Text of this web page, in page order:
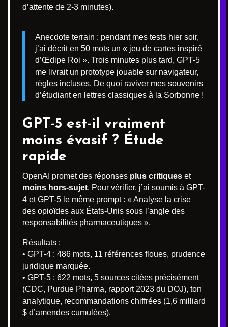
d’attente de 2-3 minutes).
Anecdote terrain : pendant mes tests hier soir,
j’ai décrit en 50 mots un « jeu de cartes inspiré
d’Œdipe Roi ». Trois minutes plus tard, GPT-5
me livrait un prototype jouable sur navigateur,
règles incluses. De quoi raviver mes souvenirs
d’étudiant en lettres classiques à la Sorbonne !
GPT-5 est-il vraiment
moins évasif ? Étude
rapide
OpenAI promet des réponses plus critiques et
moins hors-sujet. Pour vérifier, j’ai soumis à GPT-
4 et GPT-5 le même prompt : « Analyse la crise
des opioïdes aux États-Unis sous l’angle des
responsabilités pharmaceutiques ».
Résultats :
• GPT-4 : 486 mots, 11 références floues, prudence
juridique marquée.
• GPT-5 : 622 mots, 5 sources citées précisément
(CDC, Purdue Pharma, rapport 2023 du DOJ), ton
analytique, recommandations chiffrées (1,6 milliard
$ d’amendes cumulées).